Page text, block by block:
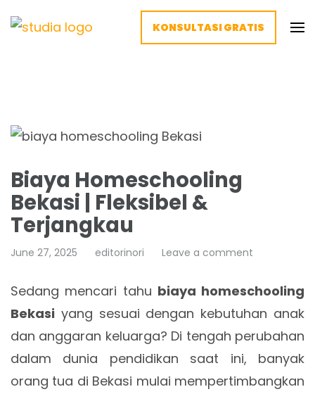
Homeschooling Studia – Nyaman
Homeschooling paling nyaman
KONSULTASI GRATIS
Biaya Homeschooling
Bekasi | Fleksibel &
Terjangkau
June 27, 2025 editorinori Leave a comment
Sedang mencari tahu biaya homeschooling
Bekasi yang sesuai dengan kebutuhan anak
dan anggaran keluarga? Di tengah perubahan
dalam dunia pendidikan saat ini, banyak
orang tua di Bekasi mulai mempertimbangkan